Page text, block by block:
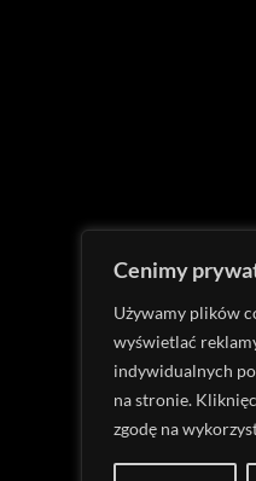
Cenimy
Używamy plików
wyświetlać
indywidualnych
na stronie.
zgodę na